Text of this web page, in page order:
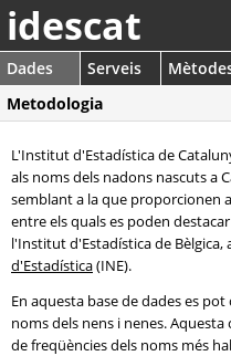
idescat
Dades Serveis
Metodologia
L'Institut d'Estadística de
als noms dels nadons nascuts a
semblant a la que proporcionen
entre els quals es poden
l'Institut d'Estadística de Bèlgica,
d'Estadística(INE).
En aquesta base de dades es
noms dels nens i nenes.
de freqüències dels noms més